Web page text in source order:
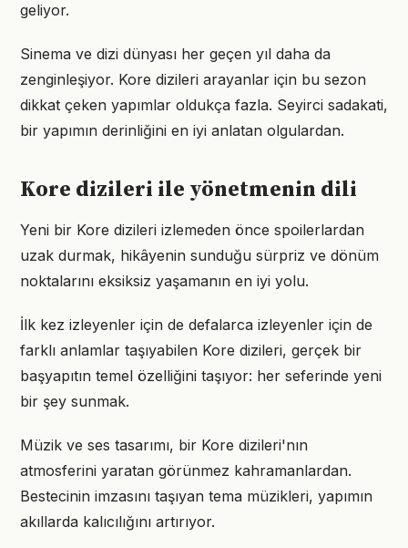
geliyor.
Sinema ve dizi dünyası her geçen yıl daha da
zenginleşiyor. Kore dizileri arayanlar için bu sezon
dikkat çeken yapımlar oldukça fazla. Seyirci sadakati,
bir yapımın derinliğini en iyi anlatan olgulardan.
Kore dizileri ile yönetmenin dili
Yeni bir Kore dizileri izlemeden önce spoilerlardan
uzak durmak, hikâyenin sunduğu sürpriz ve dönüm
noktalarını eksiksiz yaşamanın en iyi yolu.
İlk kez izleyenler için de defalarca izleyenler için de
farklı anlamlar taşıyabilen Kore dizileri, gerçek bir
başyapıtın temel özelliğini taşıyor: her seferinde yeni
bir şey sunmak.
Müzik ve ses tasarımı, bir Kore dizileri'nın
atmosferini yaratan görünmez kahramanlardan.
Bestecinin imzasını taşıyan tema müzikleri, yapımın
akıllarda kalıcılığını artırıyor.